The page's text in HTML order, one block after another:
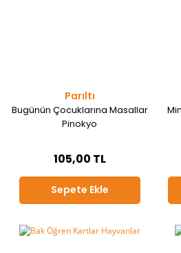
Parıltı
Bugünün Çocuklarına Masallar
Pinokyo
105,00 TL
Sepete Ekle